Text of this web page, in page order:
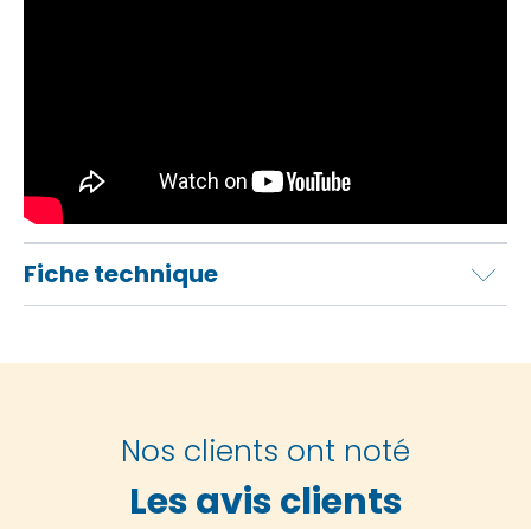
Fiche technique
Nos clients ont noté
Les avis clients